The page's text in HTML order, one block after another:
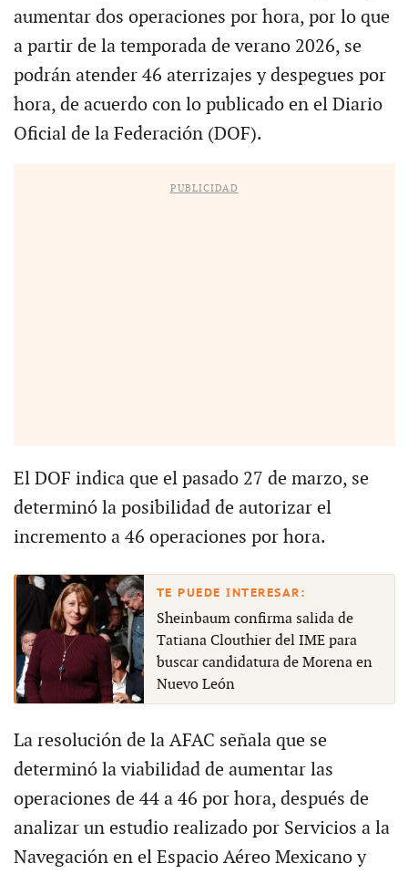
aumentar dos operaciones por hora, por lo que
a partir de la temporada de verano 2026, se
podrán atender 46 aterrizajes y despegues por
hora, de acuerdo con lo publicado en el Diario
Oficial de la Federación (DOF).
PUBLICIDAD
El DOF indica que el pasado 27 de marzo, se
determinó la posibilidad de autorizar el
incremento a 46 operaciones por hora.
Sheinbaum confirma salida de
Tatiana Clouthier del IME para
buscar candidatura de Morena en
Nuevo León
La resolución de la AFAC señala que se
determinó la viabilidad de aumentar las
operaciones de 44 a 46 por hora, después de
analizar un estudio realizado por Servicios a la
Navegación en el Espacio Aéreo Mexicano y